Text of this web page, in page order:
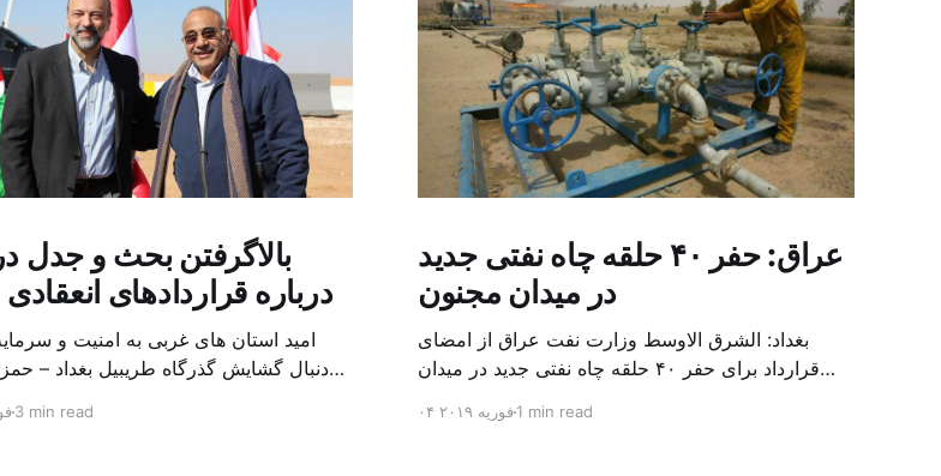
بالاگرفتن بحث و جدل
درباره قراردادهای انعقادی
امید استان های غربی به امنیت و
دنبال گشایش گذرگاه طریبیل بغداد –
طریبیل توسط عادل عبد المهدی نخست
۰۴3 min read
عراق: حفر ۴۰ حلقه چاه نفتی جدید
در میدان مجنون
بغداد: الشرق الاوسط وزارت نفت عراق از امضای
قرارداد برای حفر ۴۰ حلقه چاه نفتی جدید در میدان
محمد خضیر مدعامل شرکت حفاری عراق روز یکشنبه
۰۴ فوریه ۲۰۱۹1 min read